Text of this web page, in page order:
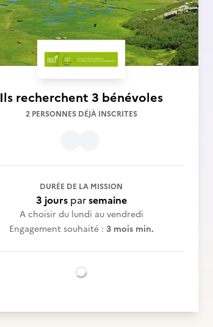
Ils recherchent 3 bénévoles
2 PERSONNES DÉJÀ INSCRITES
DURÉE DE LA MISSION
3 joursparsemaine
A choisir du lundi au vendredi
Engagement souhaité : 3 mois min.
Chargement...